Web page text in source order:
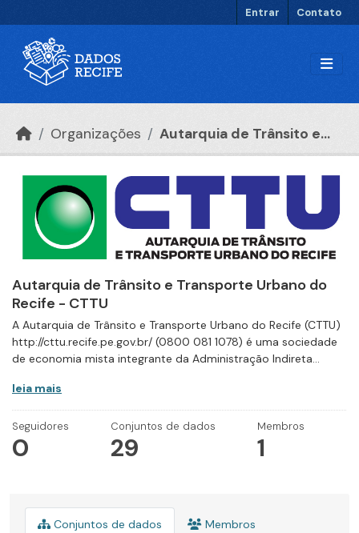
Entrar Contato
Organizações Autarquia de Trânsito e...
Autarquia de Trânsito e Transporte Urbano do
Recife - CTTU
A Autarquia de Trânsito e Transporte Urbano do Recife (CTTU)
http://cttu.recife.pe.gov.br/ (0800 081 1078) é uma sociedade
de economia mista integrante da Administração Indireta...
leia mais
Seguidores
0
Conjuntos de dados
29
Membros
1
Conjuntos de dados Membros